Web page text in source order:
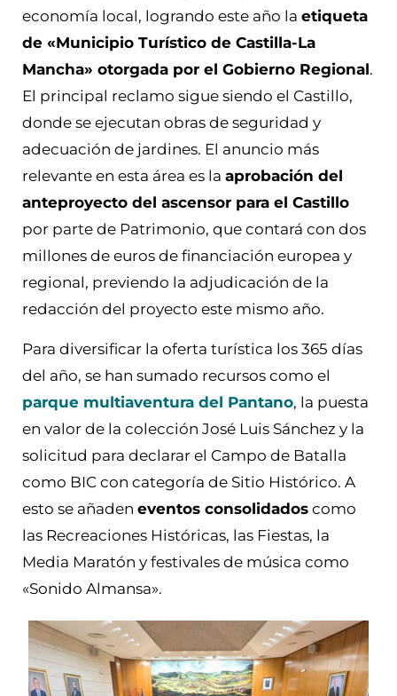
economía local, logrando este año la etiqueta
de «Municipio Turístico de Castilla-La
Mancha» otorgada por el Gobierno Regional.
El principal reclamo sigue siendo el Castillo,
donde se ejecutan obras de seguridad y
adecuación de jardines. El anuncio más
relevante en esta área es la aprobación del
anteproyecto del ascensor para el Castillo
por parte de Patrimonio, que contará con dos
millones de euros de financiación europea y
regional, previendo la adjudicación de la
redacción del proyecto este mismo año.
Para diversificar la oferta turística los 365 días
del año, se han sumado recursos como el
parque multiaventura del Pantano, la puesta
en valor de la colección José Luis Sánchez y la
solicitud para declarar el Campo de Batalla
como BIC con categoría de Sitio Histórico. A
esto se añaden eventos consolidados como
las Recreaciones Históricas, las Fiestas, la
Media Maratón y festivales de música como
«Sonido Almansa».